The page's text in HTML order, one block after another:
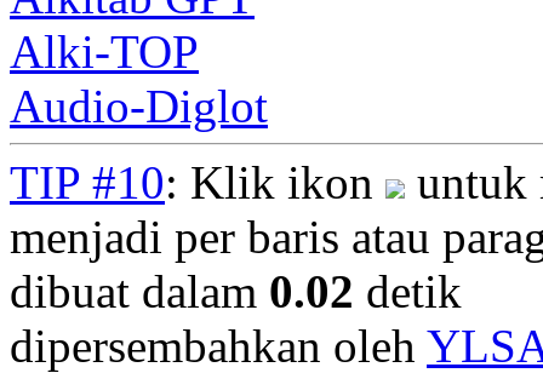
Alki-TOP
Audio-Diglot
TIP #10: Klik ikon
untuk
menjadi per baris atau
dibuat dalam 0.02 detik
dipersembahkan oleh